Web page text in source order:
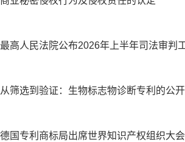
最高人民法院公布2026年上半年司法审判
从筛选到验证：生物标志物诊断专利的公
德国专利商标局出席世界知识产权组织大会